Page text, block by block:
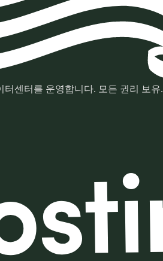
센터를 운영합니다. 모든 권리 보유.